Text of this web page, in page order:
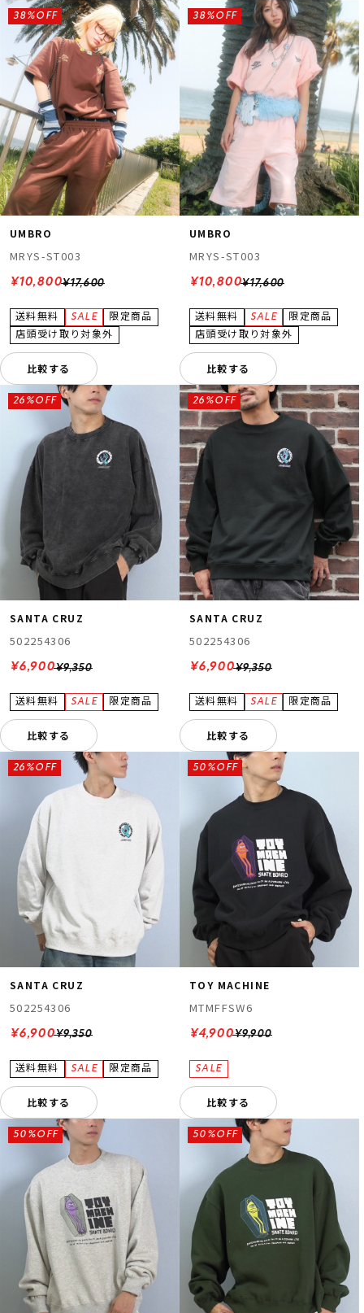
UMBRO
MRYS-ST003
¥17,600
38%OFF
¥10,800
比較する
UMBRO
MRYS-ST003
¥17,600
38%OFF
¥10,800
比較する
SANTA CRUZ
502254306
¥9,350
26%OFF
¥6,900
比較する
SANTA CRUZ
502254306
¥9,350
26%OFF
¥6,900
比較する
SANTA CRUZ
502254306
¥9,350
26%OFF
¥6,900
比較する
TOY MACHINE
MTMFFSW6
¥9,900
50%OFF
¥4,900
比較する
50%OFF 50%OFF